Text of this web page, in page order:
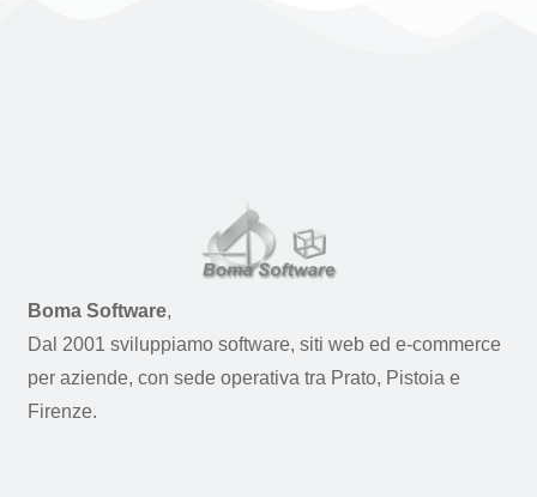
Boma Software,
Dal 2001 sviluppiamo software, siti web ed e-commerce
per aziende, con sede operativa tra Prato, Pistoia e
Firenze.